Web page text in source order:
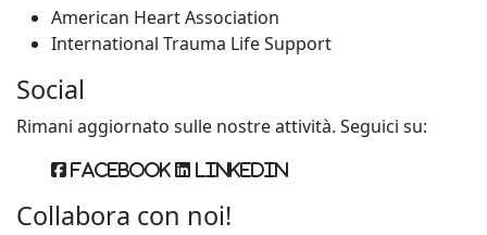
American Heart Association
International Trauma Life Support
Social
Rimani aggiornato sulle nostre attività. Seguici su:
Facebook Linkedin
Collabora con noi!